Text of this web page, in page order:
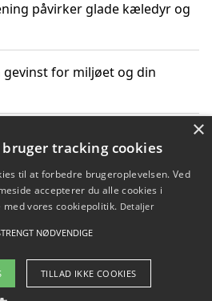
påvirker glade kæledyr og
for miljøet og din
rist kan hjælpe med at reducere
online casino: Din
underholdning
2026 - Pilanto Aps
×
tracking cookies
til at forbedre brugeroplevelsen. Ved
accepterer du alle cookies i
vores cookiepolitik. Detaljer
NØDVENDIGE
TILLAD IKKE COOKIES